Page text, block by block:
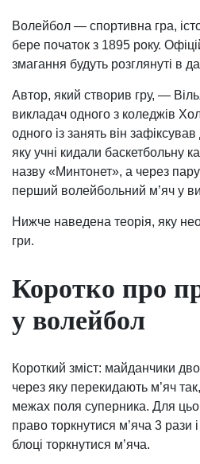
Волейбол — спортивна гра,
бере початок з 1895 року.
змагання будуть розглянуті в
Автор, який створив гру, —
викладач одного з коледжів
одного із занять він
яку учні кидали баскетбольну
назву «Минтонет», а через
перший волейбольний м’яч у
Нижче наведена теорія, яку
гри.
Коротко про
у волейбол
Короткий зміст: майданчики
через яку перекидають м’яч
межах поля суперника. Для
право торкнутися м’яча 3 рази
блоці торкнутися м’яча.